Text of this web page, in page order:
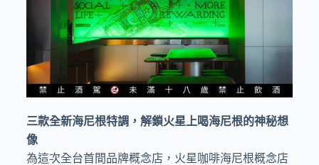
三款全新海尼根特調，解鎖火星上喝海尼根的神秘想
像
為這次全台首間品牌概念店，火星咖啡海尼根概念店